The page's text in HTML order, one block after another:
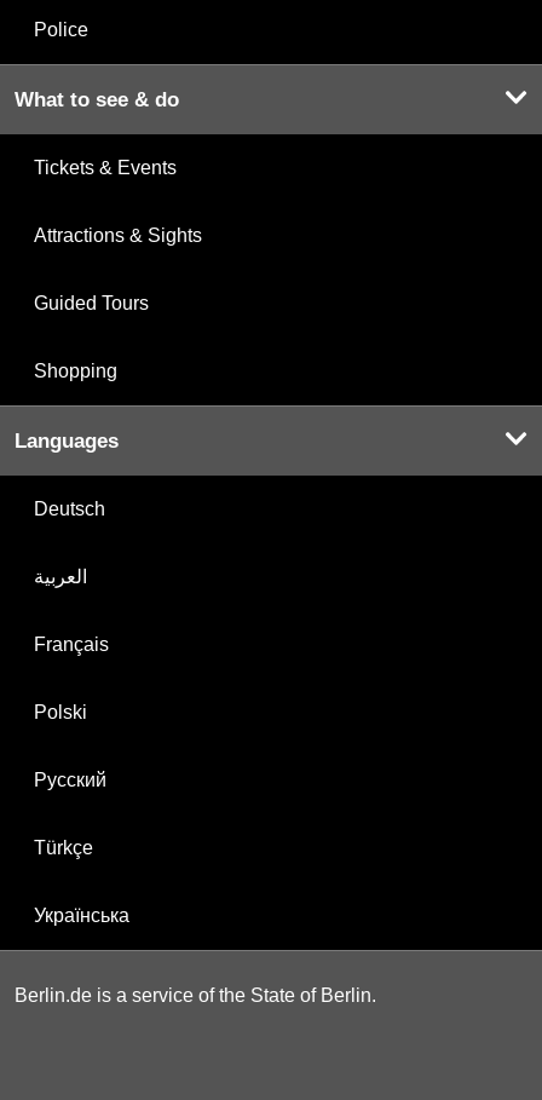
Police
What to see & do
Tickets & Events
Attractions & Sights
Guided Tours
Shopping
Languages
Deutsch
العربية
Français
Polski
Русский
Türkçe
Українська
Berlin.de is a service of the State of Berlin.